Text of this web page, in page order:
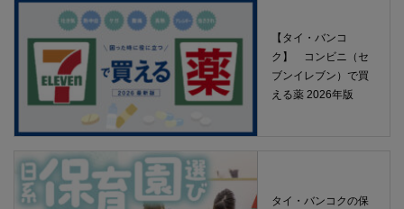
【タイ・バンコ
ク】 コンビニ（セ
ブンイレブン）で買
える薬 2026年版
タイ・バンコクの保